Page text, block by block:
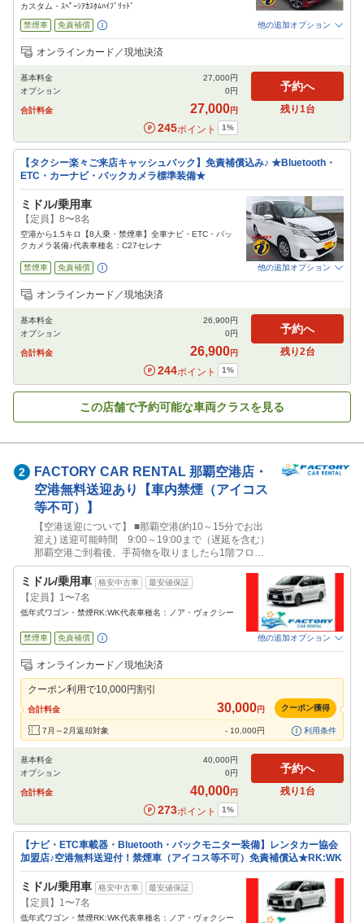
カスタム・ｽﾍﾟｰｼｱｶｽﾀﾑﾊｲﾌﾞﾘｯﾄﾞ
禁煙車 免責補償 他の追加オプション
追加可能オプション
（次画面で選択ができます）
オンラインカード／現地決済
基本料金 27,000円
オプション
0円
合計料金 27,000円
245ポイント 1%
予約へ
残り1台
【タクシー楽々ご来店キャッシュバック】免責補償込み♪ ★Bluetooth・
ETC・カーナビ・バックカメラ標準装備★
ミドル/乗用車
【定員】8〜8名
空港から1.5キロ【8人乗・禁煙車】全車ナビ・ETC・バッ
クカメラ装備♪代表車種名：C27セレナ
禁煙車 免責補償 他の追加オプション
追加可能オプション
（次画面で選択ができます）
オンラインカード／現地決済
基本料金 26,900円
オプション
0円
合計料金 26,900円
244ポイント 1%
予約へ
残り2台
この店舗で予約可能な車両クラスを見る
2 FACTORY CAR RENTAL 那覇空港店・
空港無料送迎あり【車内禁煙（アイコス
等不可）】
【空港送迎について】 ■那覇空港(約10～15分でお出
迎え) 送迎可能時間 9:00～19:00まで（遅延を含む）
那覇空港ご到着後、手荷物を取りましたら1階フロア
内から 当店（098-851-7566）までご連絡をお願いし
ます。 ■モノレール赤嶺駅(約8分～10分でお出迎え)
送迎可能時間 9:00～19:00まで 赤嶺駅ご到着後、改
札口近くから 当店（098-851-7566）までご連絡
ミドル/乗用車 格安中古車 最安値保証
【定員】1〜7名
低年式ワゴン・禁煙RK:WK代表車種名：ノア・ヴォクシー
禁煙車 免責補償 他の追加オプション
追加可能オプション
（次画面で選択ができます）
オンラインカード／現地決済
クーポン利用で10,000円割引
合計料金 30,000円
7月～2月返却対象 - 10,000円
クーポン獲得
利用条件
基本料金 40,000円
オプション
0円
合計料金 40,000円
273ポイント 1%
予約へ
残り1台
【ナビ・ETC車載器・Bluetooth・バックモニター装備】レンタカー協会
加盟店♪空港無料送迎付！禁煙車（アイコス等不可）免責補償込★RK:WK
ミドル/乗用車 格安中古車 最安値保証
【定員】1〜7名
低年式ワゴン・禁煙RK:WK代表車種名：ノア・ヴォクシー